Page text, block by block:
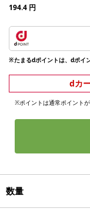
194.4 円
※たまるdポイントは、dポイ
dカ
※ポイントは通常ポイント
数量